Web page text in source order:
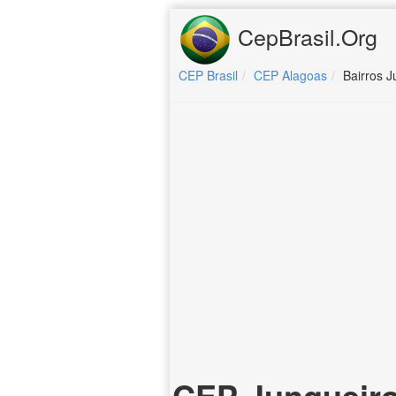
CepBrasil.Org
CEP Brasil CEP Alagoas Bairros